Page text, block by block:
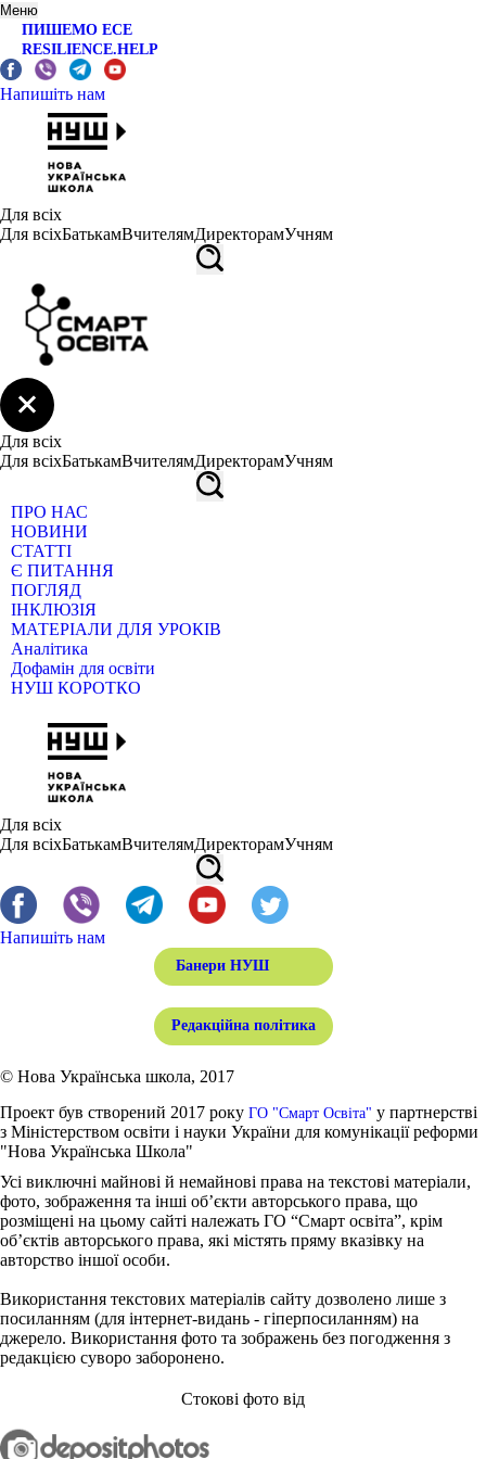
Меню
ПИШЕМО ЕСЕ
RESILIENCE.HELP
Напишіть нам
Для всіх
Для всіхБатькамВчителямДиректорамУчням
Для всіх
Для всіхБатькамВчителямДиректорамУчням
ПРО НАС
НОВИНИ
СТАТТІ
Є ПИТАННЯ
ПОГЛЯД
ІНКЛЮЗІЯ
МАТЕРІАЛИ ДЛЯ УРОКІВ
Аналітика
Дофамін для освіти
НУШ КОРОТКО
Для всіх
Для всіхБатькамВчителямДиректорамУчням
Напишіть нам
Банери НУШ
Редакційна політика
© Нова Українська школа, 2017
Проект був створений 2017 року ГО "Смарт Освіта" у партнерстві
з Міністерством освіти і науки України для комунікації реформи
"Нова Українська Школа"
Усі виключні майнові й немайнові права на текстові матеріали,
фото, зображення та інші об’єкти авторського права, що
розміщені на цьому сайті належать ГО “Смарт освіта”, крім
об’єктів авторського права, які містять пряму вказівку на
авторство іншої особи.
Використання текстових матеріалів сайту дозволено лише з
посиланням (для інтернет-видань - гіперпосиланням) на
джерело. Використання фото та зображень без погодження з
редакцією суворо заборонено.
Стокові фото від